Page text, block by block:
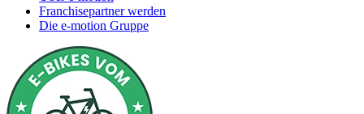
Franchisepartner werden
Die e-motion Gruppe